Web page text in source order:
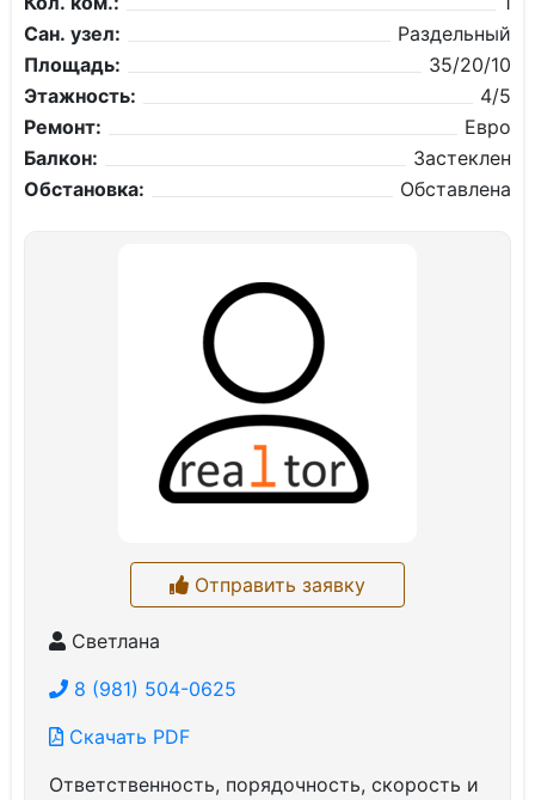
Сан. узел:
Раздельный
Площадь:
35/20/10
Этажность:
4/5
Ремонт:
Евро
Балкон:
Застеклен
Обстановка:
Обставлена
Отправить заявку
Светлана
8 (981) 504-0625
Скачать PDF
Ответственность, порядочность, скорость и